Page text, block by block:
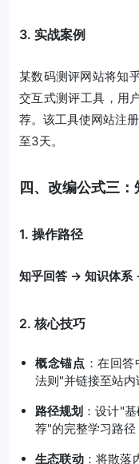
3. 实战案例
某数码测评网站将知
交互式测评工具，用
荐。该工具使网站注
至3天。
四、改编公式三
1. 操作路径
知乎回答 → 知识体系
2. 核心技巧
概念锚点 ：在回
法则"并链接至站内
路径规划 ：设计"
荐"的完整学习路径
生态联动：将散落